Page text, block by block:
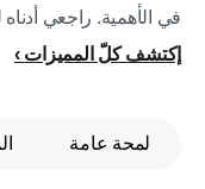
في الأهمية. راجعي
إكتشف كلّ المميزات
لمحة عامة